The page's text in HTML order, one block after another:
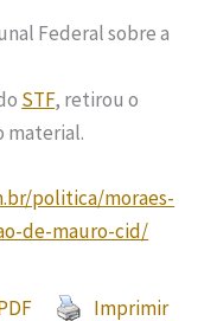
Federal sobre a
STF, retirou o
material.
politica/moraes-
de-mauro-cid/
Imprimir